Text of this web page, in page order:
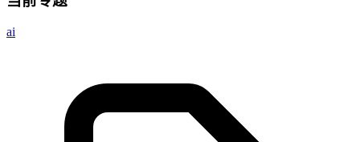
ai